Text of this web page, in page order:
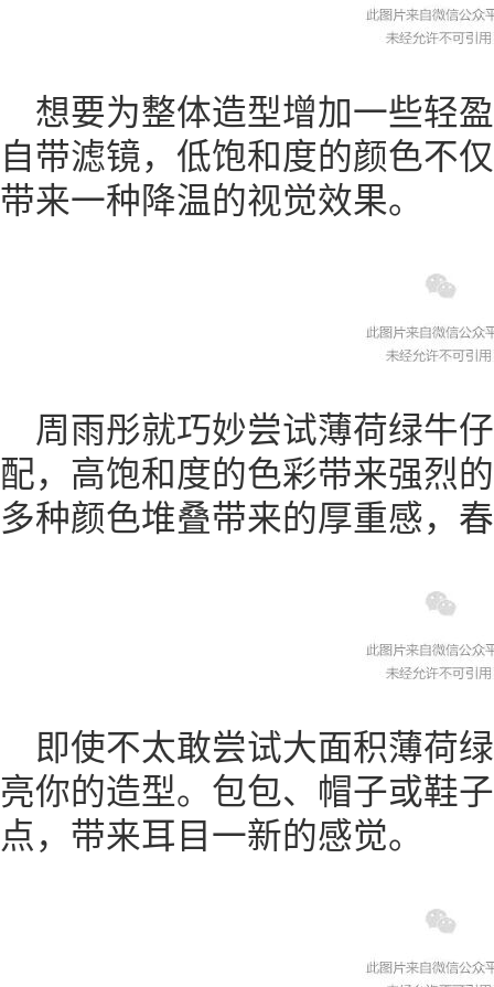
想要为整体造型增加一些轻
自带滤镜，低饱和度的颜色不
带来一种降温的视觉效果。
周雨彤就巧妙尝试薄荷绿牛
配，高饱和度的色彩带来强烈
多种颜色堆叠带来的厚重感，
即使不太敢尝试大面积薄荷
亮你的造型。包包、帽子或鞋
点，带来耳目一新的感觉。